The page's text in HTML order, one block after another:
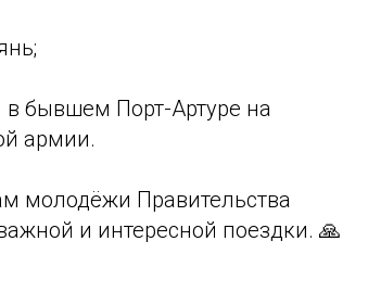
бывшем Порт-Артуре на
армии.
молодёжи Правительства
и интересной поездки. 🙏